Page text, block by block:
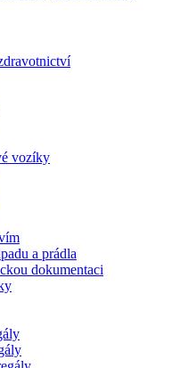
vozíky
a prádla
dokumentaci